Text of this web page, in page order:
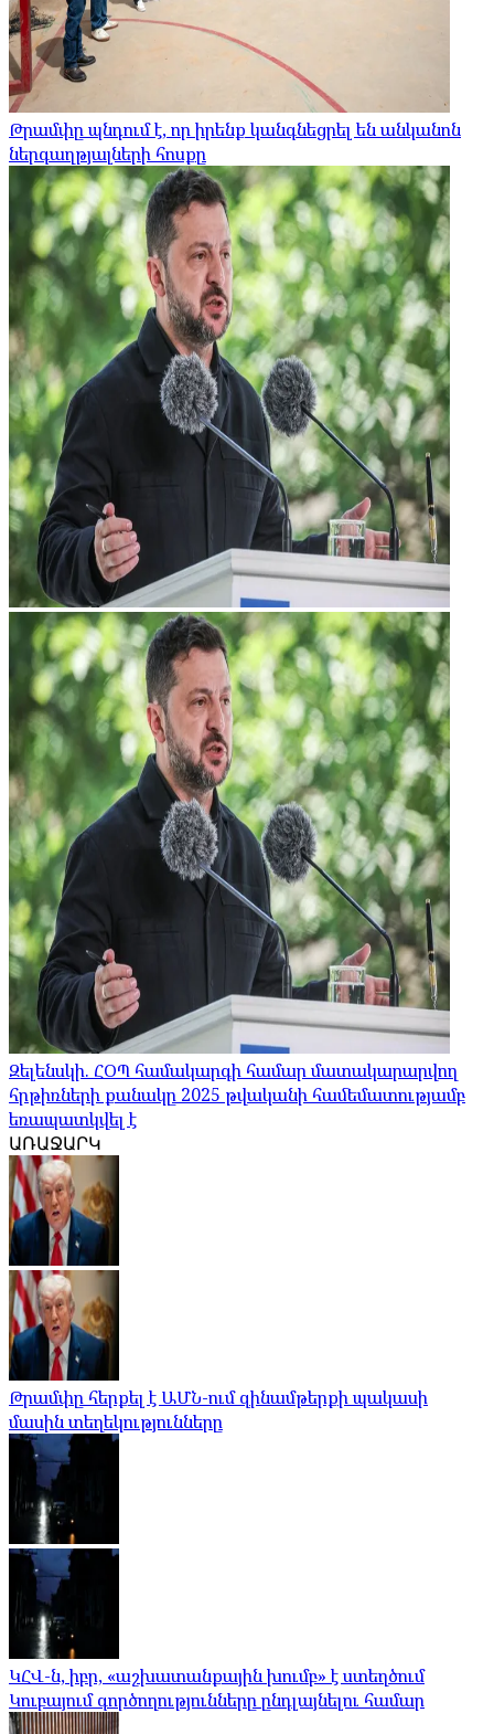
Թրամփը պնդում է, որ իրենք կանգնեցրել են անկանոն
ներգաղթյալների հոսքը
Զելենսկի. ՀՕՊ համակարգի համար մատակարարվող
հրթիռների քանակը 2025 թվականի համեմատությամբ
եռապատկվել է
ԱՌԱՋԱՐԿ
Թրամփը հերքել է ԱՄՆ-ում զինամթերքի պակասի
մասին տեղեկությունները
ԿՀՎ-ն, իբր, «աշխատանքային խումբ» է ստեղծում
Կուբայում գործողությունները ընդլայնելու համար